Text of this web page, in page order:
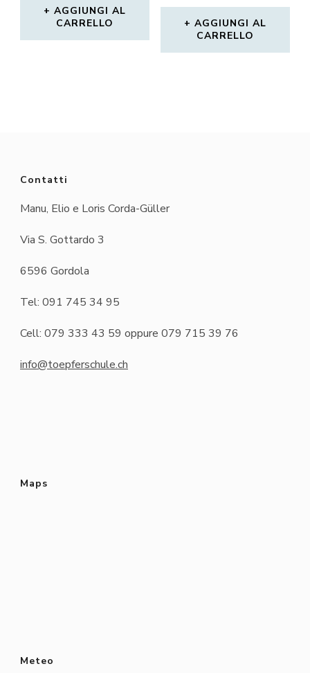
AGGIUNGI AL
CARRELLO
AGGIUNGI AL
CARRELLO
Contatti
Manu, Elio e Loris Corda-Güller
Via S. Gottardo 3
6596 Gordola
Tel: 091 745 34 95
Cell: 079 333 43 59 oppure 079 715 39 76
info@toepferschule.ch
Maps
Meteo